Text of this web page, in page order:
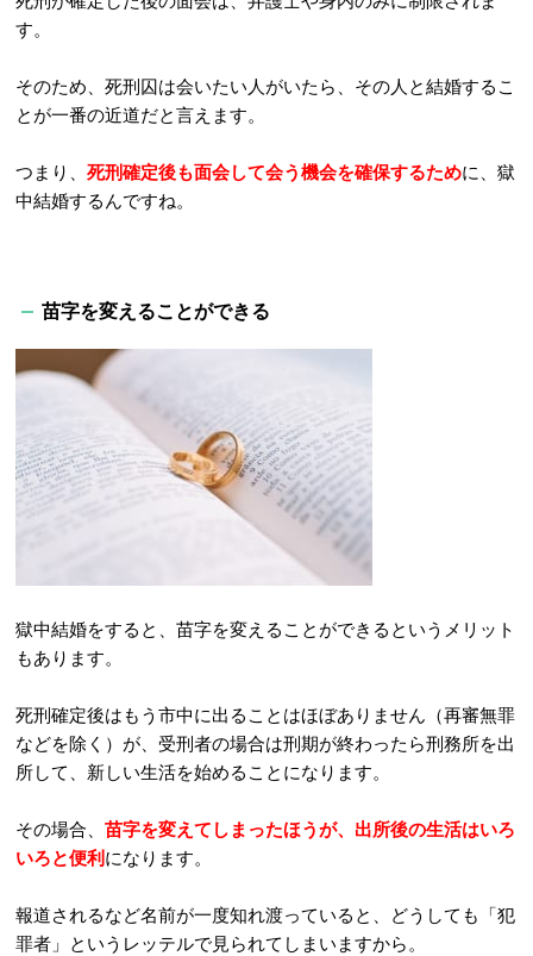
す。
そのため、死刑囚は会いたい人がいたら、その人と結婚するこ
とが一番の近道だと言えます。
つまり、 死刑確定後も面会して会う機会を確保するために、獄
中結婚するんですね。
苗字を変えることができる
獄中結婚をすると、苗字を変えることができるというメリット
もあります。
死刑確定後はもう市中に出ることはほぼありません（再審無罪
などを除く）が、受刑者の場合は刑期が終わったら刑務所を出
所して、新しい生活を始めることになります。
その場合、 苗字を変えてしまったほうが、出所後の生活はいろ
いろと便利になります。
報道されるなど名前が一度知れ渡っていると、どうしても「犯
罪者」というレッテルで見られてしまいますから。